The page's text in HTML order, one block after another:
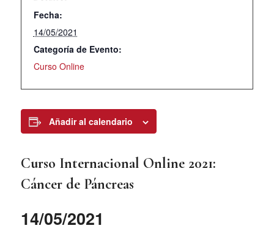
Fecha:
14/05/2021
Categoría de Evento:
Curso Online
Añadir al calendario
Curso Internacional Online 2021:
Cáncer de Páncreas
14/05/2021